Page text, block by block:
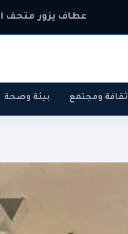
عطاف يزور متحف
ثقافة ومجتمع بيئة وصحة